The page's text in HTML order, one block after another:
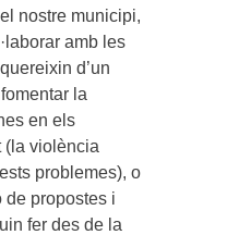
nostre municipi,
amb les
d’un
la
en els
(la violència
problemes), o
de propostes i
fer des de la